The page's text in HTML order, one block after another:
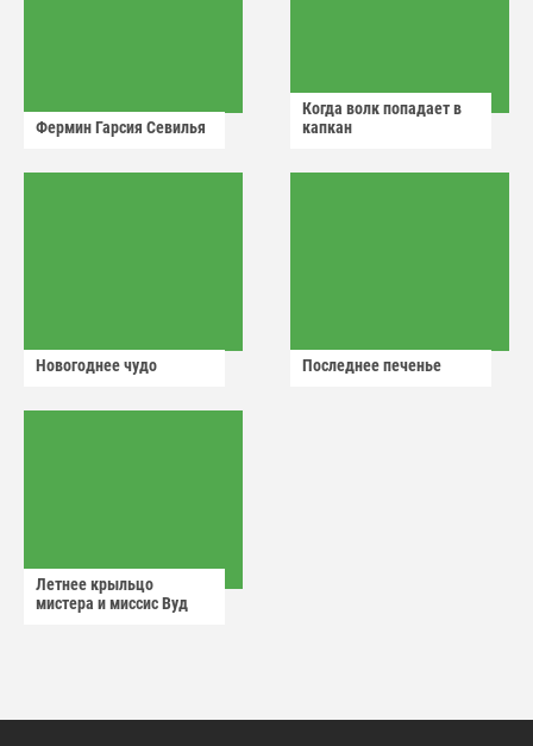
Фермин Гарсия Севилья
Когда волк попадает в
капкан
Новогоднее чудо Последнее печенье
Летнее крыльцо
мистера и миссис Вуд